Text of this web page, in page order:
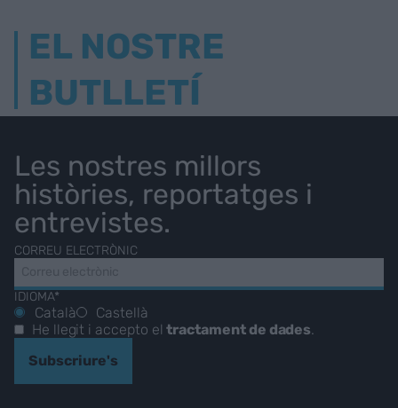
EL NOSTRE
BUTLLETÍ
Les nostres millors
històries, reportatges i
entrevistes.
CORREU ELECTRÒNIC
IDIOMA*
Català
Castellà
He llegit i accepto eltractament de dades
Subscriure's